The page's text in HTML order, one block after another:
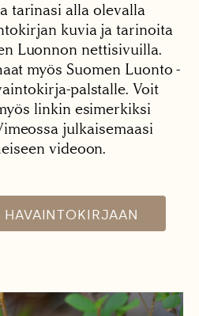
tarinasi alla olevalla
kuvia ja tarinoita
Luonnon nettisivuilla.
myös Suomen Luonto -
palstalle. Voit
linkin esimerkiksi
julkaisemaasi
videoon.
HAVAINTOKIRJAAN